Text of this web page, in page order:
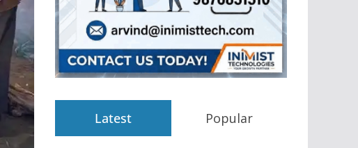
Latest Popular